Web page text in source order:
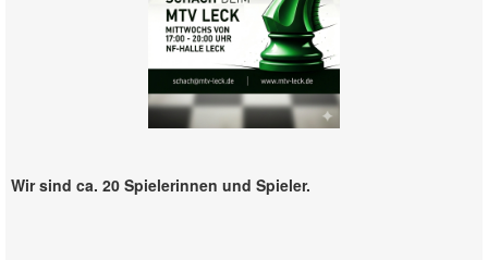
Wir sind ca. 20 Spielerinnen und Spieler.